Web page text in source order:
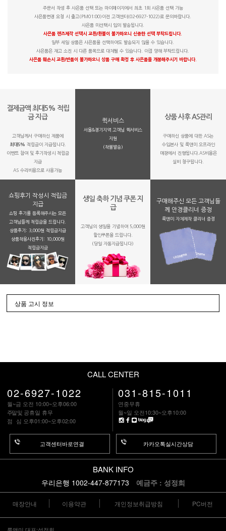
주문서 작성 후 사은품 선택 또는 마이페이지에서 최초 1회 사은품 선택 가능
사은품변경 요청 시 출고(PM01:00)이전 고객센터(02-6927-1022)로 문의바랍니다.
사은품 미선택시 임의 발송됩니다.
사은품 렌즈제작 선택시 교환/환불이 불가하오니 신중한 선택 부탁드립니다.
일부 세일 상품은 사은품을 선택하여도 발송되지 않을 수 있습니다.
사은품은 재고 소진 시 다른 품목으로 대체될 수 있습니다. 이점 양해 부탁드립니다.
사은품 훼손시 교환/반품이 불가하오니 상품 구매 확정 후 사은품을 개봉해주시기 바랍니다.
결제금액 최대5% 적립
금 지급
고객님께서 구매하신 제품에
최대5% 적립금이 지급됩니다.
이벤트 참여 및 후기작성시 적립금
지급
AS 수리비용으로 사용가능
퀵서비스
서울&경기지역 고객님 퀵서비스
지원
(착불발송)
상품 사후 AS관리
구매하신 상품에 대한 AS는
수입본사 및 룩앤미 오프라인
매장에서 진행됩니다.AS비용은
실비 청구됩니다.
쇼핑후기 작성시 적립금
지급
쇼핑 후기를 등록해주시는 모든
고객님들께 적립금을 드립니다.
상품후기: 3,000원 적립금지급
상품착용사진후기: 10,000원
적립금지금
생일 축하 기념 쿠폰 지
급
고객님의 생일을 기념하여 5,000원
할인쿠폰을 드립니다.
(당일 자동지급됩니다)
구매해주신 모든 고객님들
께 안경클리너 증정
룩앤미 자체제작 클리너 증정
상품 고시 정보
CALL CENTER
02-6927-1022
월~금 오전 10:00~오후06:00
주말및 공휴일 휴무
점 심 오후01:00~오후02:00
고객센터바로연결
031-815-1011
연중무휴
월~일 오전10:30~오후10:00
카카오톡실시간상담
BANK INFO
우리은행 1002-447-877173 예금주 : 성정희
매장안내 이용약관 개인정보취급방침 PC버전